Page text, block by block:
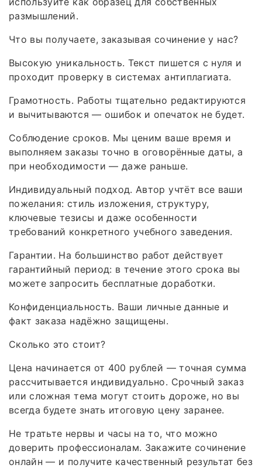
размышлений.
Что вы получаете, заказывая сочинение у нас?
Высокую уникальность. Текст пишется с нуля и
проходит проверку в системах антиплагиата.
Грамотность. Работы тщательно редактируются
и вычитываются — ошибок и опечаток не будет.
Соблюдение сроков. Мы ценим ваше время и
выполняем заказы точно в оговорённые даты, а
при необходимости — даже раньше.
Индивидуальный подход. Автор учтёт все ваши
пожелания: стиль изложения, структуру,
ключевые тезисы и даже особенности
требований конкретного учебного заведения.
Гарантии. На большинство работ действует
гарантийный период: в течение этого срока вы
можете запросить бесплатные доработки.
Конфиденциальность. Ваши личные данные и
факт заказа надёжно защищены.
Сколько это стоит?
Цена начинается от 400 рублей — точная сумма
рассчитывается индивидуально. Срочный заказ
или сложная тема могут стоить дороже, но вы
всегда будете знать итоговую цену заранее.
Не тратьте нервы и часы на то, что можно
доверить профессионалам. Закажите сочинение
онлайн — и получите качественный результат без